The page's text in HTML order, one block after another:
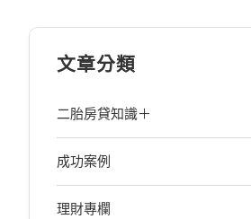
文章分類
二胎房貸知識＋
成功案例
理財專欄